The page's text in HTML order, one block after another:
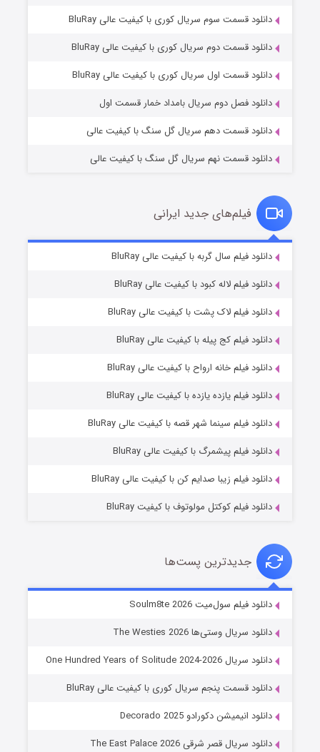
مردگان متحرک: شهر مرده ۳
قسمت۲ (زیرنویس) منتشر شد
قسمت۷ (زیرنویس) منتشر شد
خاندان اژدها فصل ۳
دانلود قسمت سوم سریال کوری با کیفیت عالی BluRay
دانلود قسمت دوم سریال کوری با کیفیت عالی BluRay
دانلود قسمت اول سریال کوری با کیفیت عالی BluRay
دانلود فصل دوم سریال بامداد خمار قسمت اول
دانلود قسمت دهم سریال گل سنگ با کیفیت عالی
دانلود قسمت نهم سریال گل سنگ با کیفیت عالی
فیلم‌های جدید ایرانی
دانلود فیلم سال گربه با کیفیت عالی BluRay
دانلود فیلم لاله کبود با کیفیت عالی BluRay
دانلود فیلم لاک پشت با کیفیت عالی BluRay
دانلود فیلم کج‌ پیله با کیفیت عالی BluRay
دانلود فیلم خانه ارواح با کیفیت عالی BluRay
دانلود فیلم یازده یازده با کیفیت عالی BluRay
دانلود فیلم سینما شهر قصه با کیفیت عالی BluRay
دانلود فیلم پیشمرگ با کیفیت عالی BluRay
دانلود فیلم زیبا صدایم کن با کیفیت عالی BluRay
دانلود فیلم کوکتل مولوتوف با کیفیت BluRay
جدیدترین پست‌ها
دانلود فیلم سول‌میت Soulm8te 2026
دانلود سریال وستی‌ها The Westies 2026
دانلود سریال One Hundred Years of Solitude 2024-2026
دانلود قسمت پنجم سریال کوری با کیفیت عالی BluRay
دانلود انیمیشن دکورادو Decorado 2025
دانلود سریال قصر شرقی The East Palace 2026